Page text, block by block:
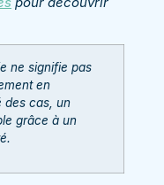
ne signifie pas
en
des cas, un
grâce à un